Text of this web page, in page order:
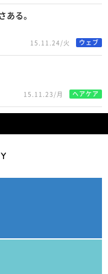
ある。
15.11.24/火 ウェブ
15.11.23/月 ヘアケア